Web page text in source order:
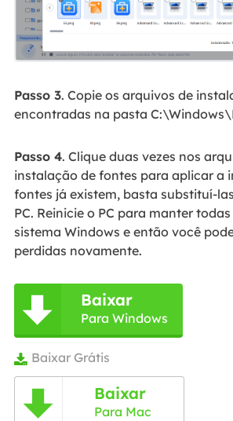
Passo 3. Copie os arquivos de
encontradas na pasta
Passo 4. Clique duas vezes nos
instalação de fontes para aplicar a
fontes já existem, basta substituí-
PC. Reinicie o PC para manter
sistema Windows e então você
perdidas novamente.
 Baixar
Para Windows
 Baixar Grátis
 Baixar
Para Mac